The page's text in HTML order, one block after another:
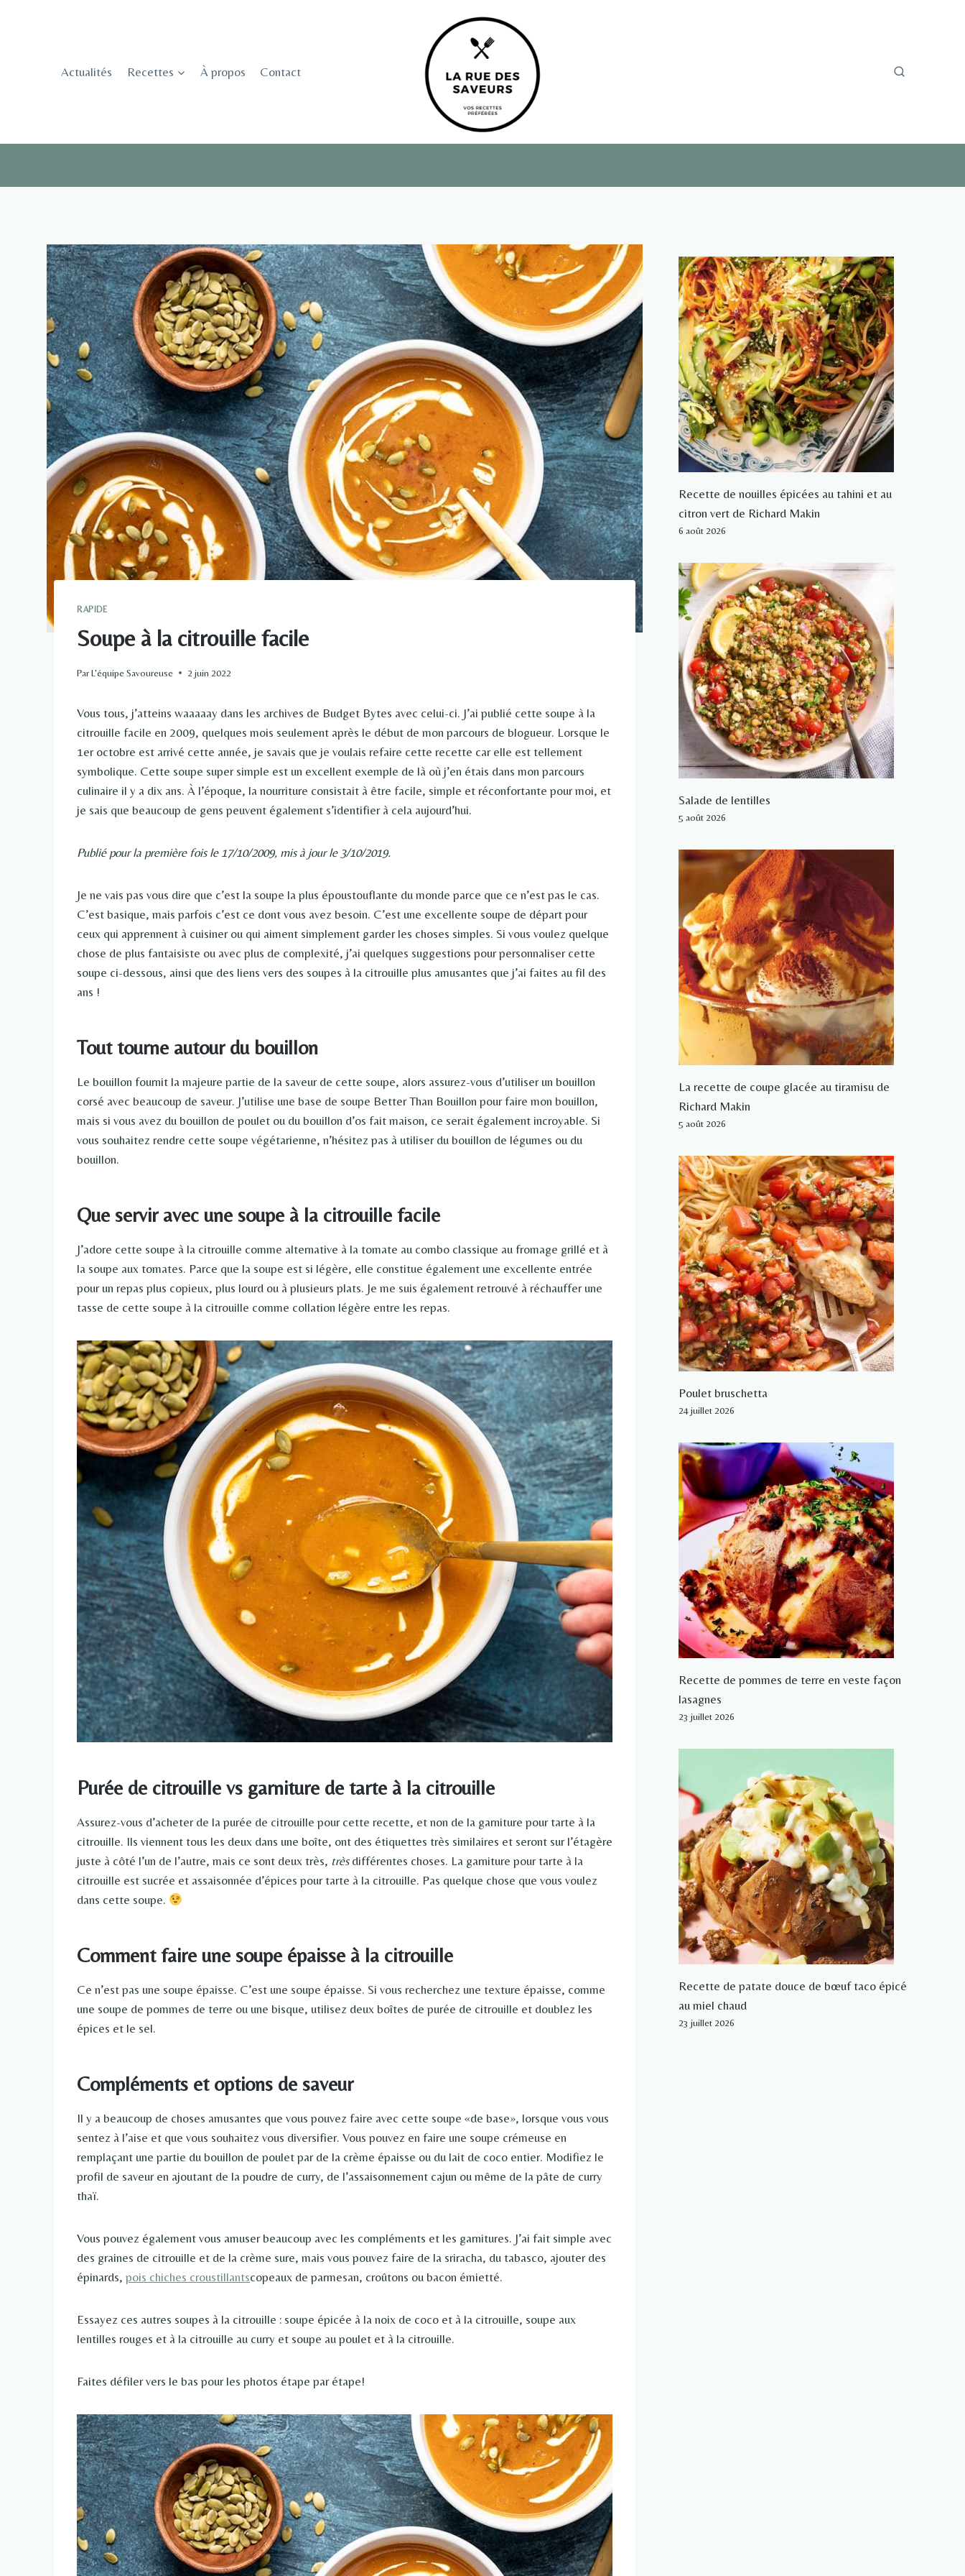
Actualités
Recettes À propos Contact
RAPIDE
Soupe à la citrouille facile
ParL'équipe Savoureuse 2 juin 2022
Vous tous, j’atteins waaaaay dans les archives de Budget Bytes avec celui-ci. J’ai publié cette soupe à la
citrouille facile en 2009, quelques mois seulement après le début de mon parcours de blogueur. Lorsque le
1er octobre est arrivé cette année, je savais que je voulais refaire cette recette car elle est tellement
symbolique. Cette soupe super simple est un excellent exemple de là où j’en étais dans mon parcours
culinaire il y a dix ans. À l’époque, la nourriture consistait à être facile, simple et réconfortante pour moi, et
je sais que beaucoup de gens peuvent également s’identifier à cela aujourd’hui.
Publié pour la première fois le 17/10/2009, mis à jour le 3/10/2019.
Je ne vais pas vous dire que c’est la soupe la plus époustouflante du monde parce que ce n’est pas le cas.
C’est basique, mais parfois c’est ce dont vous avez besoin. C’est une excellente soupe de départ pour
ceux qui apprennent à cuisiner ou qui aiment simplement garder les choses simples. Si vous voulez quelque
chose de plus fantaisiste ou avec plus de complexité, j’ai quelques suggestions pour personnaliser cette
soupe ci-dessous, ainsi que des liens vers des soupes à la citrouille plus amusantes que j’ai faites au fil des
ans !
Tout tourne autour du bouillon
Le bouillon fournit la majeure partie de la saveur de cette soupe, alors assurez-vous d’utiliser un bouillon
corsé avec beaucoup de saveur. J’utilise une base de soupe Better Than Bouillon pour faire mon bouillon,
mais si vous avez du bouillon de poulet ou du bouillon d’os fait maison, ce serait également incroyable. Si
vous souhaitez rendre cette soupe végétarienne, n’hésitez pas à utiliser du bouillon de légumes ou du
bouillon.
Que servir avec une soupe à la citrouille facile
J’adore cette soupe à la citrouille comme alternative à la tomate au combo classique au fromage grillé et à
la soupe aux tomates. Parce que la soupe est si légère, elle constitue également une excellente entrée
pour un repas plus copieux, plus lourd ou à plusieurs plats. Je me suis également retrouvé à réchauffer une
tasse de cette soupe à la citrouille comme collation légère entre les repas.
Purée de citrouille vs garniture de tarte à la citrouille
Assurez-vous d’acheter de la purée de citrouille pour cette recette, et non de la garniture pour tarte à la
citrouille. Ils viennent tous les deux dans une boîte, ont des étiquettes très similaires et seront sur l’étagère
juste à côté l’un de l’autre, mais ce sont deux très, trèsdifférentes choses. La garniture pour tarte à la
citrouille est sucrée et assaisonnée d’épices pour tarte à la citrouille. Pas quelque chose que vous voulez
dans cette soupe.
Comment faire une soupe épaisse à la citrouille
Ce n’est pas une soupe épaisse. C’est une soupe épaisse. Si vous recherchez une texture épaisse, comme
une soupe de pommes de terre ou une bisque, utilisez deux boîtes de purée de citrouille et doublez les
épices et le sel.
Compléments et options de saveur
Il y a beaucoup de choses amusantes que vous pouvez faire avec cette soupe «de base», lorsque vous vous
sentez à l’aise et que vous souhaitez vous diversifier. Vous pouvez en faire une soupe crémeuse en
remplaçant une partie du bouillon de poulet par de la crème épaisse ou du lait de coco entier. Modifiez le
profil de saveur en ajoutant de la poudre de curry, de l’assaisonnement cajun ou même de la pâte de curry
thaï.
Vous pouvez également vous amuser beaucoup avec les compléments et les garnitures. J’ai fait simple avec
des graines de citrouille et de la crème sure, mais vous pouvez faire de la sriracha, du tabasco, ajouter des
épinards, pois chiches croustillantscopeaux de parmesan, croûtons ou bacon émietté.
Essayez ces autres soupes à la citrouille : soupe épicée à la noix de coco et à la citrouille, soupe aux
lentilles rouges et à la citrouille au curry et soupe au poulet et à la citrouille.
Faites défiler vers le bas pour les photos étape par étape!
Recette de nouilles épicées au tahini et au
citron vert de Richard Makin
6 août 2026
Salade de lentilles
5 août 2026
La recette de coupe glacée au tiramisu de
Richard Makin
5 août 2026
Poulet bruschetta
24 juillet 2026
Recette de pommes de terre en veste façon
lasagnes
23 juillet 2026
Recette de patate douce de bœuf taco épicé
au miel chaud
23 juillet 2026